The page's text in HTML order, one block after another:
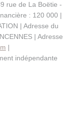
rue de La Boëtie -
: 120 000 |
| Adresse du
| Adresse
|
indépendante